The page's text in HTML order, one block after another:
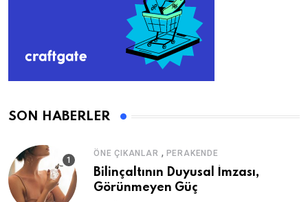
SON HABERLER
ÖNE ÇIKANLAR , PERAKENDE
Bilinçaltının Duyusal İmzası,
Görünmeyen Güç